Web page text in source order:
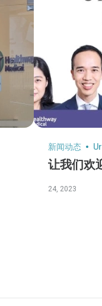
新闻动态
让我们欢
24, 2023